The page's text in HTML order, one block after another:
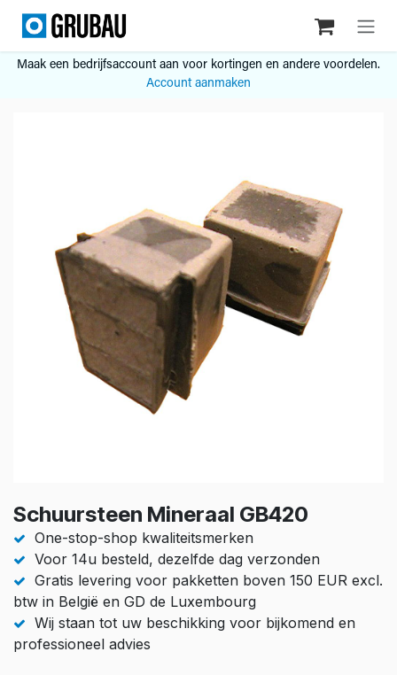
Overslaan naar inhoud
Maak een bedrijfsaccount aan voor kortingen en andere voordelen.
Account aanmaken
Schuursteen Mineraal GB420
One-stop-shop kwaliteitsmerken
Voor 14u besteld, dezelfde dag verzonden
Gratis levering voor pakketten boven 150 EUR excl.
btw in België en GD de Luxembourg
Wij staan tot uw beschikking voor bijkomend en
professioneel advies